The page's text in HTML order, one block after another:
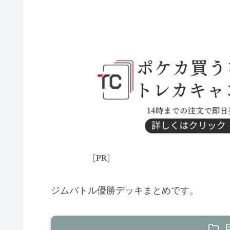
ジムバトル優勝デッキまとめです。